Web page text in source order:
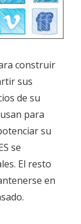
construir
sus
de su
para
su
se
El resto
en